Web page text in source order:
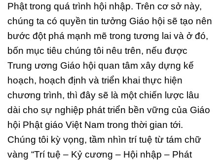
Phật trong quá trình hội nhập. Trên cơ sở này,
chúng ta có quyền tin tưởng Giáo hội sẽ tạo nên
bước đột phá mạnh mẽ trong tương lai và ở đó,
bốn mục tiêu chúng tôi nêu trên, nếu được
Trung ương Giáo hội quan tâm xây dựng kế
hoạch, hoạch định và triển khai thực hiện
chương trình, thì đây sẽ là một chiến lược lâu
dài cho sự nghiệp phát triển bền vững của Giáo
hội Phật giáo Việt Nam trong thời gian tới.
Chúng tôi kỳ vọng, tầm nhìn trí tuệ từ tám chữ
vàng “Trí tuệ – Kỷ cương – Hội nhập – Phát